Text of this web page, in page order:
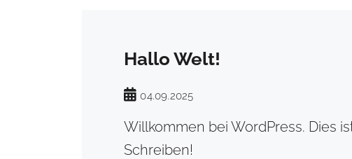
Hallo Welt!
04.09.2025
Willkommen bei WordPress. Dies
Schreiben!